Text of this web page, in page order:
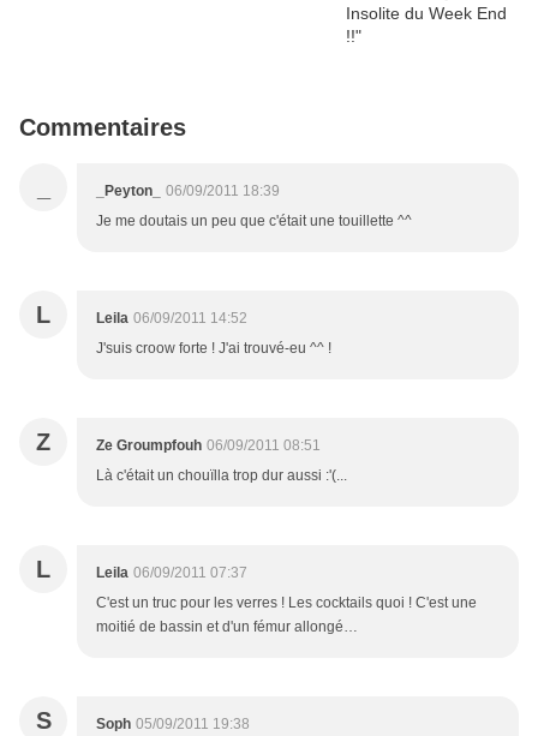
Commentaires
_Peyton_
06/09/2011 18:39
Je me doutais un peu que c'était une touillette ^^
L Leila 06/09/2011 14:52
J'suis croow forte ! J'ai trouvé-eu ^^ !
Z Ze Groumpfouh 06/09/2011 08:51
Là c'était un chouïlla trop dur aussi :'(...
L Leila 06/09/2011 07:37
C'est un truc pour les verres ! Les cocktails quoi ! C'est une
moitié de bassin et d'un fémur allongé…
S Soph 05/09/2011 19:38